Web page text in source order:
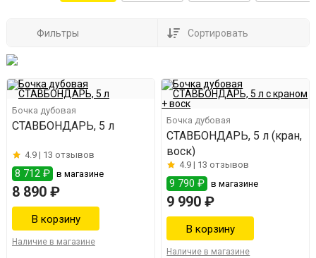
Фильтры Сортировать
Бочка дубовая
СТАВБОНДАРЬ, 5 л
4.9 | 13 отзывов
8 712 ₽ в магазине
8 890 ₽
Наличие в магазине
Бочка дубовая
СТАВБОНДАРЬ, 5 л (кран,
воск)
4.9 | 13 отзывов
9 790 ₽ в магазине
9 990 ₽
Наличие в магазине